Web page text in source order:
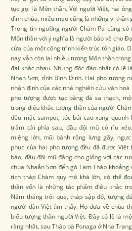
tục gọi là Môn thần. Với người Việt, hai
đình chùa, miếu mạo cũng là những vị thần
Trong tín ngưỡng người Chăm Pa cũng
Môn thần với ý nghĩa là người bảo vệ cho
cửa của một công trình kiến trúc tôn giáo.
nay vẫn còn lại nhiều tượng Môn thần
đại khác nhau. Nhưng độc đáo nhất có lẽ
Nhạn Sơn, tỉnh Bình Định. Hai pho tượng
nhận định của các nhà nghiên cứu văn
pho tượng được tạc bằng đá sa thạch,
trong điêu khắc tượng thần của người
đều mặc sampot, tóc búi cao xung quanh
trâm cài phía sau, đầu đội mũ có rìu
miệng lớn, mũi bành rộng lưng gãy,
phục của hai pho tượng đều đã được Việt
bào, đầu đội mũ đằng cho giống với các
chùa Nhạån Sơn đến gò Tam Tháp
tích tháp Chàm quy mô khá lớn, có thể
thần vốn là những tác phẩm điêu khắc
Năm tháng trôi qua, tháp sập đổ, tượng
người dân Việt tìm thấy. Họ đưa về chùa
biểu tượng thần người Việt. Đây có lẽ là
ràng nhất, sau Tháp bà Ponaga ở Nha